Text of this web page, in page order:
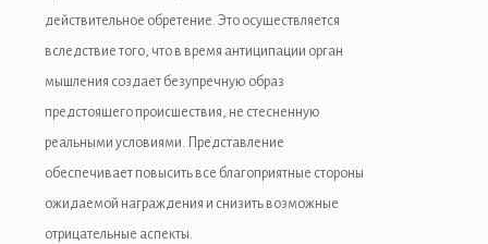
действительное обретение. Это осуществляется
вследствие того, что в время антиципации орган
мышления создает безупречную образ
предстоящего происшествия, не стесненную
реальными условиями. Представление
обеспечивает повысить все благоприятные стороны
ожидаемой награждения и снизить возможные
отрицательные аспекты.